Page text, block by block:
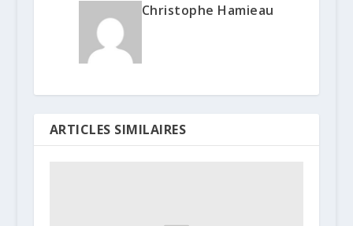
Christophe Hamieau
ARTICLES SIMILAIRES